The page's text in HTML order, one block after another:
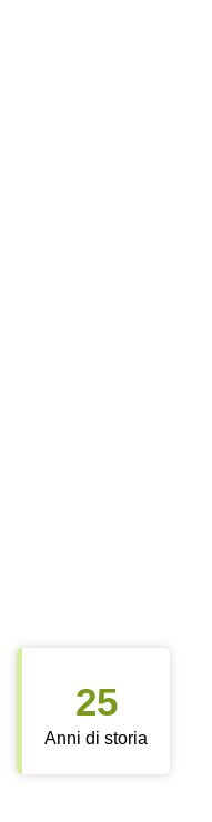
25
Anni di storia